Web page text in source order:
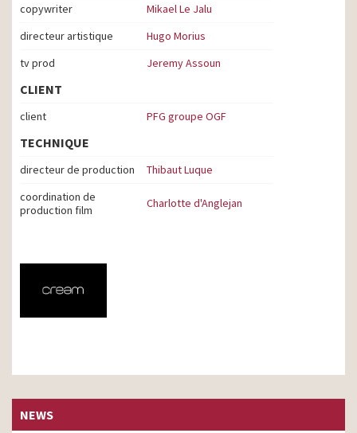
copywriter
Mikael Le Jalu
directeur artistique
Hugo Morius
tv prod
Jeremy Assoun
CLIENT
client PFG groupe OGF
TECHNIQUE
directeur de production
Thibaut Luque
coordination de
production film
Charlotte d'Anglejan
NEWS